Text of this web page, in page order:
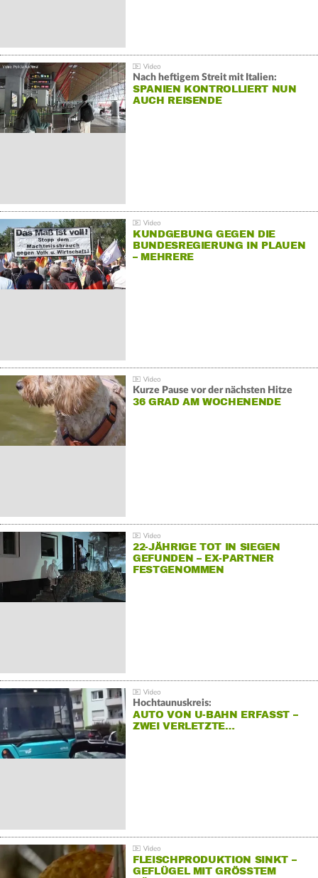
Nach heftigem Streit mit Italien:
SPANIEN KONTROLLIERT NUN
AUCH REISENDE
KUNDGEBUNG GEGEN DIE
BUNDESREGIERUNG IN PLAUEN
– MEHRERE
Kurze Pause vor der nächsten Hitze
36 GRAD AM WOCHENENDE
22-JÄHRIGE TOT IN SIEGEN
GEFUNDEN – EX-PARTNER
FESTGENOMMEN
Hochtaunuskreis:
AUTO VON U-BAHN ERFASST –
ZWEI VERLETZTE…
FLEISCHPRODUKTION SINKT –
GEFLÜGEL MIT GRÖSSTEM R